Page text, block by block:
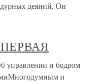
дурных деяний, Он
и бодром
и